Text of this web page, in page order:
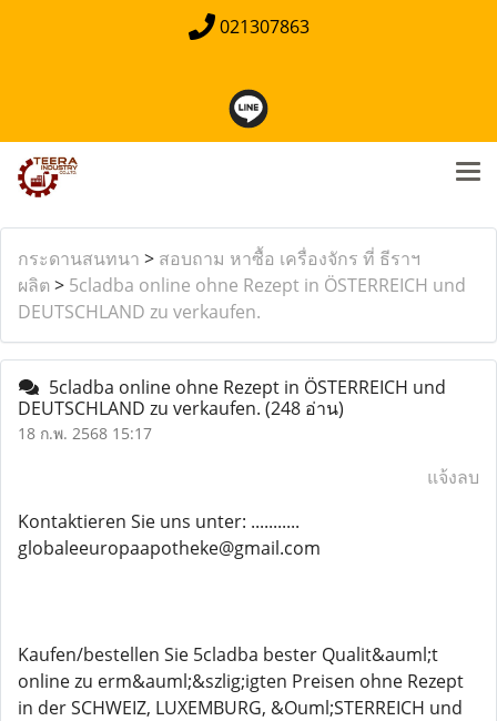
021307863
กระดานสนทนา > สอบถาม หาซื้อ เครื่องจักร ที่ ธีราฯ
ผลิต > 5cladba online ohne Rezept in ÖSTERREICH und
DEUTSCHLAND zu verkaufen.
5cladba online ohne Rezept in ÖSTERREICH und
DEUTSCHLAND zu verkaufen. (248 อ่าน)
18 ก.พ. 2568 15:17
แจ้งลบ
Kontaktieren Sie uns unter: ...........
globaleeuropaapotheke@gmail.com
Kaufen/bestellen Sie 5cladba bester Qualit&auml;t
online zu erm&auml;&szlig;igten Preisen ohne Rezept
in der SCHWEIZ, LUXEMBURG, &Ouml;STERREICH und